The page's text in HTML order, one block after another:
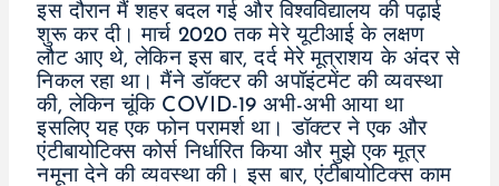
इस दौरान मैं शहर बदल गई और विश्वविद्यालय की पढ़ाई
शुरू कर दी। मार्च 2020 तक मेरे यूटीआई के लक्षण
लौट आए थे, लेकिन इस बार, दर्द मेरे मूत्राशय के अंदर से
निकल रहा था। मैंने डॉक्टर की अपॉइंटमेंट की व्यवस्था
की, लेकिन चूंकि COVID-19 अभी-अभी आया था
इसलिए यह एक फोन परामर्श था। डॉक्टर ने एक और
एंटीबायोटिक्स कोर्स निर्धारित किया और मुझे एक मूत्र
नमूना देने की व्यवस्था की। इस बार, एंटीबायोटिक्स काम